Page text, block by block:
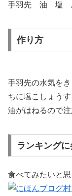
手羽先 油 塩
作り方
手羽先の水気を
ちに塩こしょうす
油がはねるので注
ランキング
食べてみたいと